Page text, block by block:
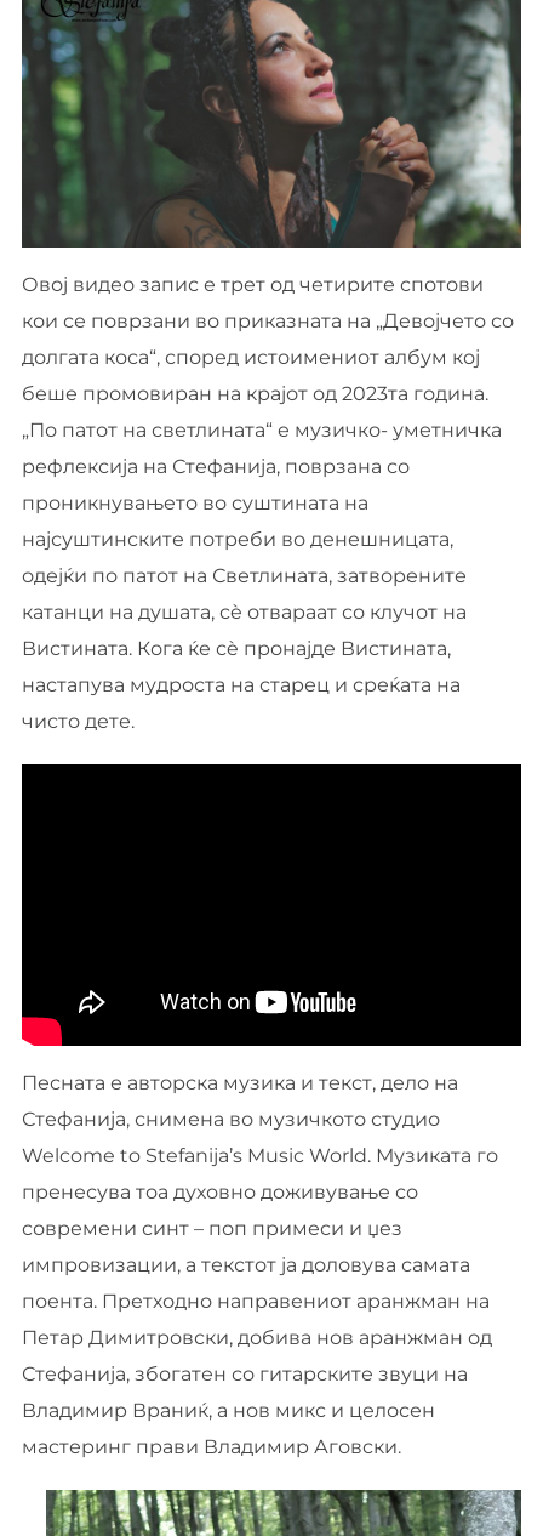
Овој видео запис е трет од четирите спотови
кои се поврзани во приказната на „Девојчето со
долгата коса“, според истоимениот албум кој
беше промовиран на крајот од 2023та година.
„По патот на светлината“ е музичко- уметничка
рефлексија на Стефанија, поврзана со
проникнувањето во суштината на
најсуштинските потреби во денешницата,
одејќи по патот на Светлината, затворените
катанци на душата, сè отвараат со клучот на
Вистината. Кога ќе сè пронајде Вистината,
настапува мудроста на старец и среќата на
чисто дете.
Песната е авторска музика и текст, дело на
Стефанија, снимена во музичкото студио
Welcome to Stefanija’s Music World. Музиката го
пренесува тоа духовно доживување со
современи синт – поп примеси и џез
импровизации, а текстот ја доловува самата
поента. Претходно направениот аранжман на
Петар Димитровски, добива нов аранжман од
Стефанија, збогатен со гитарските звуци на
Владимир Враниќ, а нов микс и целосен
мастеринг прави Владимир Аговски.